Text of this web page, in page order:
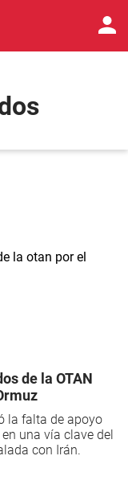
de la OTAN
la falta de apoyo
una vía clave del
con Irán.